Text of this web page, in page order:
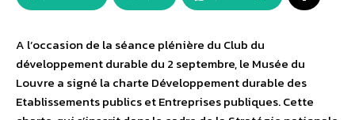
A l’occasion de la séance plénière du Club du
développement durable du 2 septembre, le Musée du
Louvre a signé la charte Développement durable des
Etablissements publics et Entreprises publiques. Cette